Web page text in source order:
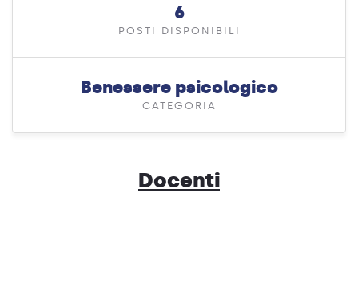
6
POSTI DISPONIBILI
Benessere psicologico
CATEGORIA
Docenti